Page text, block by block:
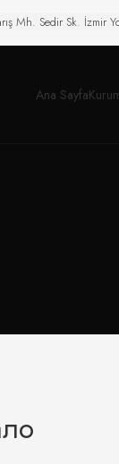
Mh. Sedir Sk. İzmir
Ana Sayfa